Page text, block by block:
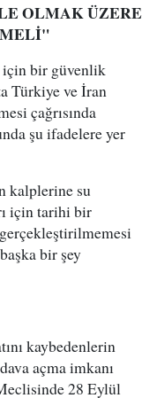
OLMAK ÜZERE
için bir güvenlik
Türkiye ve İran
çağrısında
şu ifadelere yer
kalplerine su
için tarihi bir
bir şey
kaybedenlerin
açma imkanı
28 Eylül